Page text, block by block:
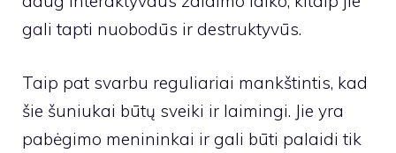
gali tapti nuobodūs ir destruktyvūs.
Taip pat svarbu reguliariai mankštintis, kad
šie šuniukai būtų sveiki ir laimingi. Jie yra
pabėgimo menininkai ir gali būti palaidi tik